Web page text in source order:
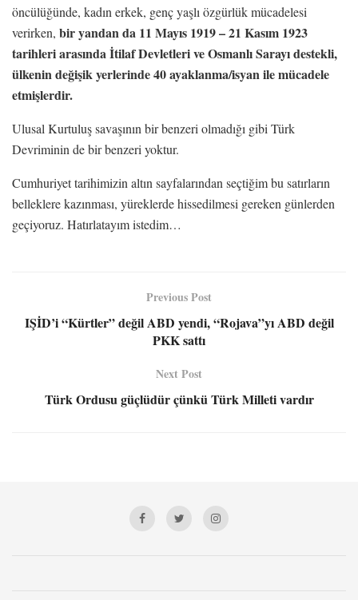
öncülüğünde, kadın erkek, genç yaşlı özgürlük mücadelesi
verirken, bir yandan da 11 Mayıs 1919 – 21 Kasım 1923
tarihleri arasında İtilaf Devletleri ve Osmanlı Sarayı destekli,
ülkenin değişik yerlerinde 40 ayaklanma/isyan ile mücadele
etmişlerdir.
Ulusal Kurtuluş savaşının bir benzeri olmadığı gibi Türk
Devriminin de bir benzeri yoktur.
Cumhuriyet tarihimizin altın sayfalarından seçtiğim bu satırların
belleklere kazınması, yüreklerde hissedilmesi gereken günlerden
geçiyoruz. Hatırlatayım istedim…
Previous Post
IŞİD’i “Kürtler” değil ABD yendi, “Rojava”yı ABD değil
PKK sattı
Next Post
Türk Ordusu güçlüdür çünkü Türk Milleti vardır